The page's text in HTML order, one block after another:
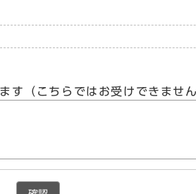
す（こちらではお受けできませ